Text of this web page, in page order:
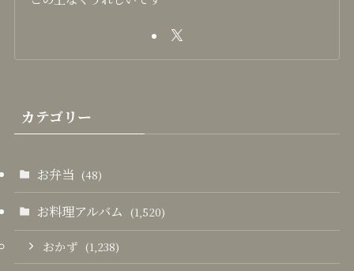
カテゴリー
お弁当 (48)
お料理アルバム (1,520)
おかず (1,238)